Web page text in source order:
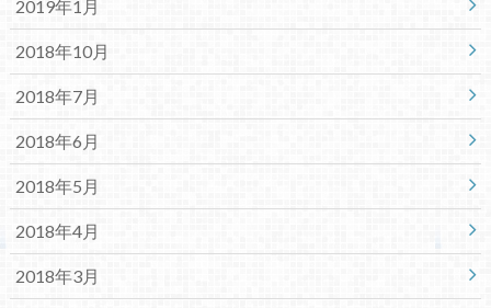
2019年1月
2018年10月
2018年7月
2018年6月
2018年5月
2018年4月
2018年3月